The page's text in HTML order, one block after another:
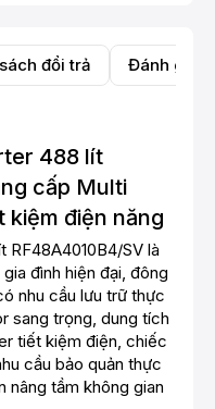
đổi trả Đánh giá
488 lít
cấp Multi
điện năng
RF48A4010B4/SV là
đình hiện đại, đông
nhu cầu lưu trữ thực
sang trọng, dung tích
tiết kiệm điện, chiếc
cầu bảo quản thực
nâng tầm không gian